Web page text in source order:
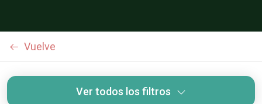
Vuelve
Ver todos los filtros